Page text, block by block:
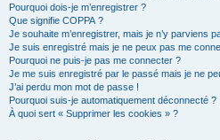
Pourquoi dois-je m’enregistrer ?
Que signifie COPPA ?
Je souhaite m’enregistrer, mais je n’y parviens
Je suis enregistré mais je ne peux pas me
Pourquoi ne puis-je pas me connecter ?
Je me suis enregistré par le passé mais je ne
J’ai perdu mon mot de passe !
Pourquoi suis-je automatiquement déconnecté ?
À quoi sert « Supprimer les cookies » ?